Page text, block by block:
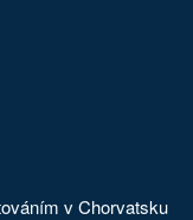
v Chorvatsku